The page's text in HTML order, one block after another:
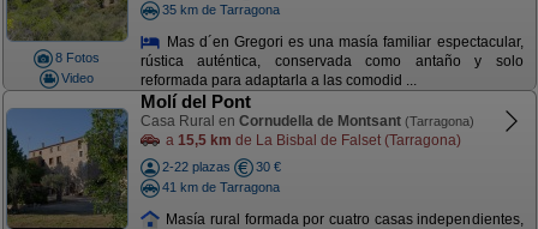
8 Fotos
Video
35 km de Tarragona
Mas d´en Gregori es una masía familiar espectacular,
rústica auténtica, conservada como antaño y solo
reformada para adaptarla a las comodid ...
Molí del Pont
Casa Rural en Cornudella de Montsant (Tarragona)
a 15,5 km de La Bisbal de Falset (Tarragona)
2-22 plazas
30 €
41 km de Tarragona
Masía rural formada por cuatro casas independientes,